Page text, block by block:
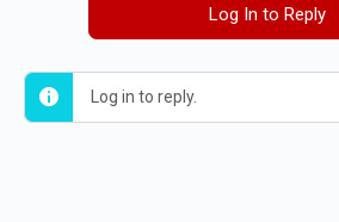
Log In to Reply
Log in to reply.